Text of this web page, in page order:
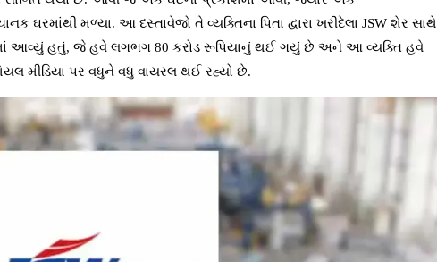
ઘરમાંથી મળ્યા. આ દસ્તાવેજો તે વ્યક્તિના પિતા દ્વારા ખરીદેલા JSW શેર સાથે
આવ્યું હતું, જે હવે લગભગ 80 કરોડ રૂપિયાનું થઈ ગયું છે અને આ વ્યક્તિ હવે
મીડિયા પર વધુને વધુ વાયરલ થઈ રહ્યો છે.